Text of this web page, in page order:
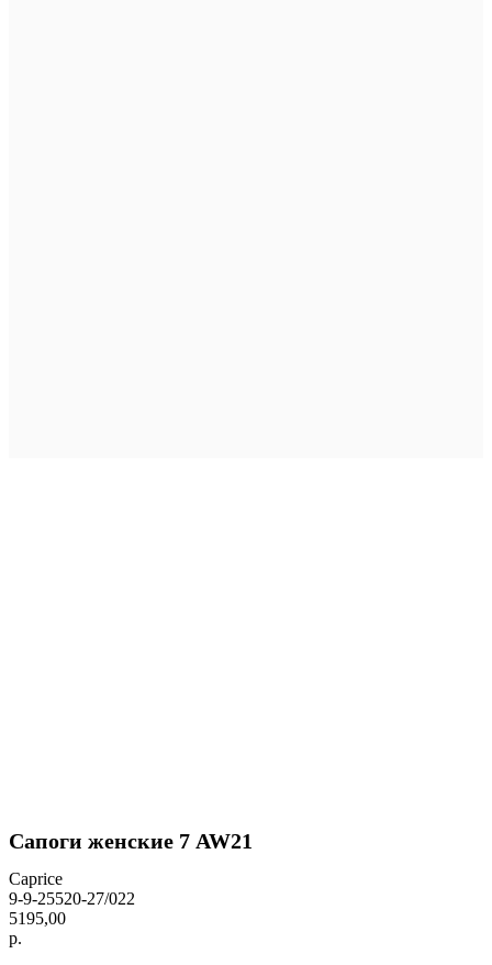
Сапоги женские 7 AW21
Caprice
9-9-25520-27/022
5195,00
р.